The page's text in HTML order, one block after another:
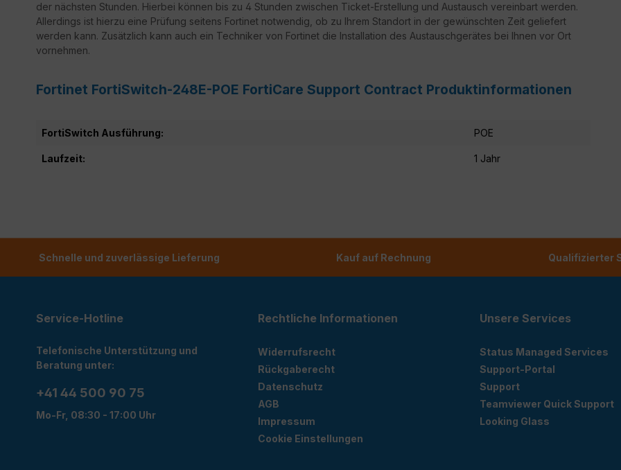
der nächsten Stunden. Hierbei können bis zu 4 Stunden zwischen Ticket-Erstellung und Austausch vereinbart werden.
Allerdings ist hierzu eine Prüfung seitens Fortinet notwendig, ob zu Ihrem Standort in der gewünschten Zeit geliefert
werden kann. Zusätzlich kann auch ein Techniker von Fortinet die Installation des Austauschgerätes bei Ihnen vor Ort
vornehmen.
Fortinet FortiSwitch-248E-POE FortiCare Support Contract Produktinformationen
FortiSwitch Ausführung: POE
Laufzeit: 1 Jahr
Schnelle und zuverlässige Lieferung Kauf auf Rechnung Qualifizierter
Service-Hotline
Telefonische Unterstützung und
Beratung unter:
+41 44 500 90 75
Mo-Fr, 08:30 - 17:00 Uhr
Rechtliche Informationen
Widerrufsrecht
Rückgaberecht
Datenschutz
AGB
Impressum
Cookie Einstellungen
Unsere Services
Status Managed Services
Support-Portal
Support
Teamviewer Quick Support
Looking Glass